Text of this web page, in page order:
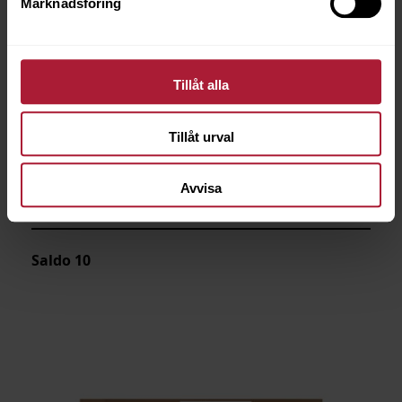
Marknadsföring
Tillåt alla
Tillåt urval
Avvisa
001-SVN
Saldo 10